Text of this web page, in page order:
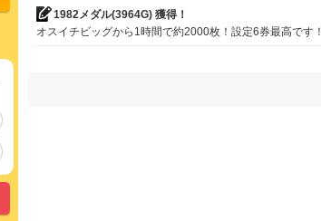
1982メダル(3964G) 獲得！
オスイチビッグから1時間で約2000枚！設定6券最高です！